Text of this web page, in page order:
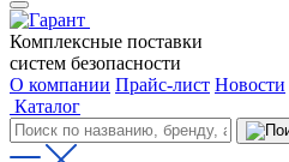
Комплексные поставки
систем безопасности
О компании Прайс-лист Новости
Каталог